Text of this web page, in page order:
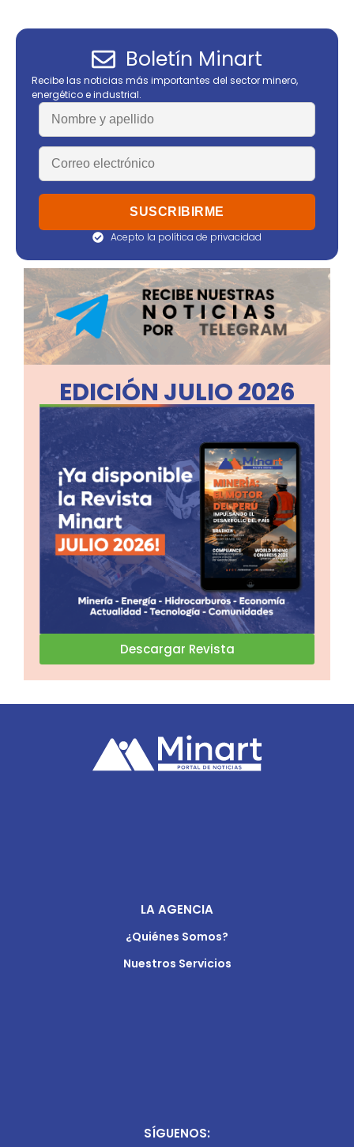
Boletín Minart
Recibe las noticias más importantes del sector minero,
energético e industrial.
Acepto la política de privacidad
EDICIÓN JULIO 2026
Descargar Revista
LA AGENCIA
¿Quiénes Somos?
Nuestros Servicios
SÍGUENOS: